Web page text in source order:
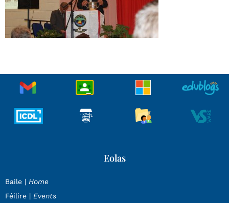
Eolas
Baile | Home
Féilire | Events